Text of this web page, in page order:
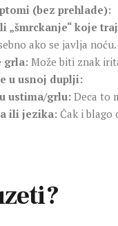
(bez prehlade):
„šmrckanje“ koje
ako se javlja noću.
grla: Može biti znak
u usnoj duplji:
ustima/grlu: Deca to
ili jezika: Čak i blago